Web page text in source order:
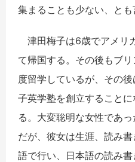
集まることも少ない、と
津田梅子は6歳でアメリ
て帰国する。その後もブ
度留学しているが、その
子英学塾を創立すること
る。大変聡明な女性であ
だが、彼女は生涯、読み
語で行い、日本語の読み